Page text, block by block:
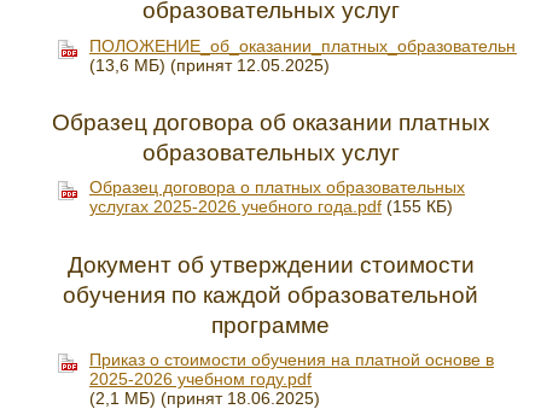
образовательных услуг
(13,6 МБ) (принят 12.05.2025)
Образец договора об оказании платных
образовательных услуг
Образец договора о платных образовательных
услугах 2025-2026 учебного года.pdf (155 КБ)
Документ об утверждении стоимости
обучения по каждой образовательной
программе
Приказ о стоимости обучения на платной основе в
2025-2026 учебном году.pdf
(2,1 МБ) (принят 18.06.2025)